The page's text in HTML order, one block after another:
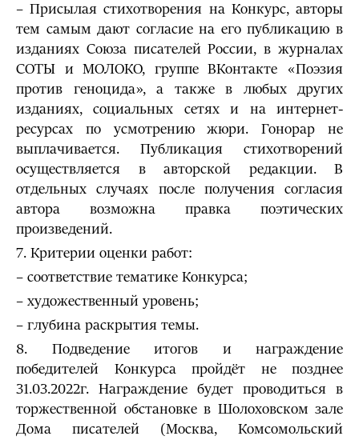
– Присылая стихотворения на Конкурс, авторы
тем самым дают согласие на его публикацию в
изданиях Союза писателей России, в журналах
СОТЫ и МОЛОКО, группе ВКонтакте «Поэзия
против геноцида», а также в любых других
изданиях, социальных сетях и на интернет-
ресурсах по усмотрению жюри. Гонорар не
выплачивается. Публикация стихотворений
осуществляется в авторской редакции. В
отдельных случаях после получения согласия
автора возможна правка поэтических
произведений.
7. Критерии оценки работ:
– соответствие тематике Конкурса;
– художественный уровень;
– глубина раскрытия темы.
8. Подведение итогов и награждение
победителей Конкурса пройдёт не позднее
31.03.2022г. Награждение будет проводиться в
торжественной обстановке в Шолоховском зале
Дома писателей (Москва, Комсомольский